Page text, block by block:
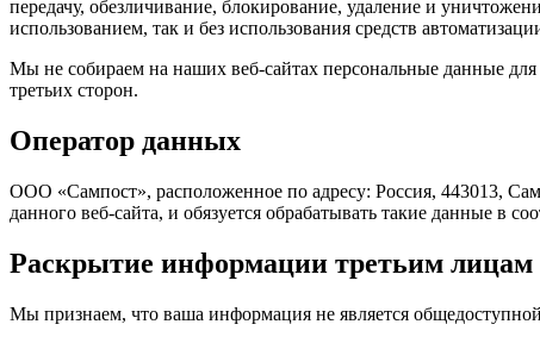
передачу, обезличивание, блокирование, удаление и
использованием, так и без использования средств
Мы не собираем на наших веб-сайтах персональные данные
третьих сторон.
Оператор данных
ООО «Сампост», расположенное по адресу: Россия, 443013,
данного веб-сайта, и обязуется обрабатывать такие данные в
Раскрытие информации третьим лицам
Мы признаем, что ваша информация не является